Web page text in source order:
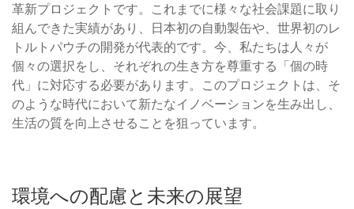
革新プロジェクトです。これまでに様々な社会課題に取り
組んできた実績があり、日本初の自動製缶や、世界初のレ
トルトパウチの開発が代表的です。今、私たちは人々が
個々の選択をし、それぞれの生き方を尊重する「個の時
代」に対応する必要があります。このプロジェクトは、そ
のような時代において新たなイノベーションを生み出し、
生活の質を向上させることを狙っています。
環境への配慮と未来の展望